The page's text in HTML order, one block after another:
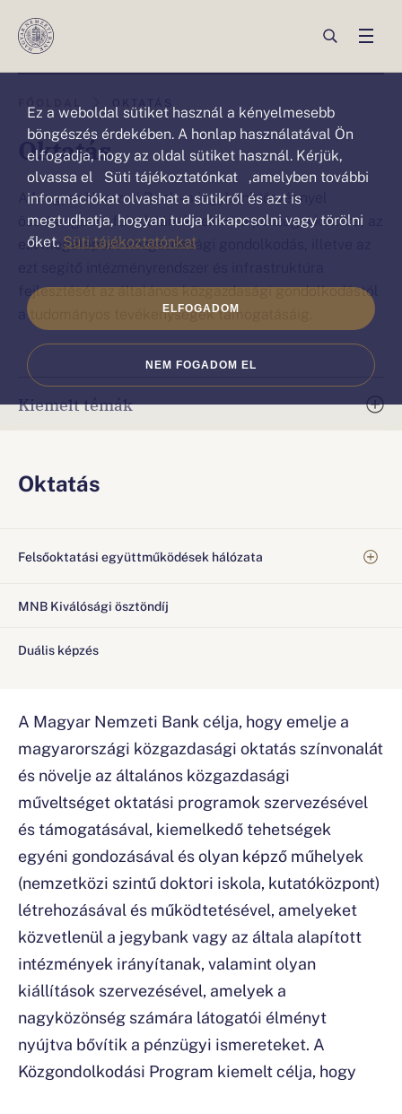
Ez a weboldal sütiket („cookie”)
használ
Ez a weboldal sütiket használ a kényelmesebb
böngészés érdekében. A honlap használatával Ön
elfogadja, hogy az oldal sütiket használ. Kérjük,
olvassa el Süti tájékoztatónkat ,amelyben további
információkat olvashat a sütikről és azt is
megtudhatja, hogyan tudja kikapcsolni vagy törölni
őket. Süti tájékoztatónkat
NEM FOGADOM EL
ELFOGADOM
ezen
oldalon
van:Oktatás
Oktatás
A Magyar Nemzeti Bank - a jegybanktörvénnyel
összhangban - feladatának tekinti a pénzügyi kultúra, az
ezt megalapozó közgazdasági gondolkodás, illetve az
fejlesztését az általános közgazdasági gondolkodástól
a tudományos tevékenységek támogatásáig.
Ön
ezen
az
oldalon
van.
Kiemelt témák
A Magyar Nemzeti Bank célja, hogy emelje a
magyarországi közgazdasági oktatás színvonalát
és növelje az általános közgazdasági
műveltséget oktatási programok szervezésével
és támogatásával, kiemelkedő tehetségek
egyéni gondozásával és olyan képző műhelyek
(nemzetközi szintű doktori iskola, kutatóközpont)
létrehozásával és működtetésével, amelyeket
közvetlenül a jegybank vagy az általa alapított
intézmények irányítanak, valamint olyan
kiállítások szervezésével, amelyek a
nagyközönség számára látogatói élményt
nyújtva bővítik a pénzügyi ismereteket. A
Közgondolkodási Program kiemelt célja, hogy
Oktatás
Felsőoktatási együttműködések hálózata
MNB Kiválósági ösztöndíj
Duális képzés